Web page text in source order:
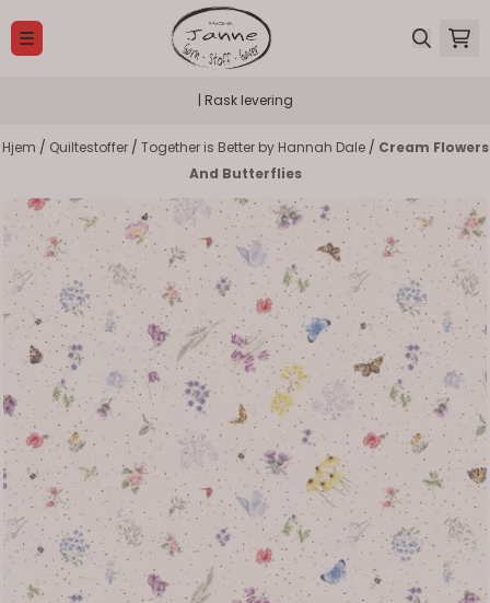
Hopp til innhold
| Rask levering
Hjem / Quiltestoffer / Together is Better by Hannah Dale / Cream Flowers
And Butterflies